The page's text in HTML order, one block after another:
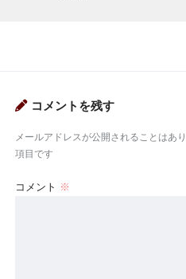
コメントを残す
メールアドレスが公開されることはあり
項目です
コメント ※